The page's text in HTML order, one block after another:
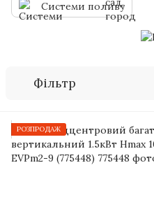
Системи поливу
Фільтр
РОЗПРОДАЖ